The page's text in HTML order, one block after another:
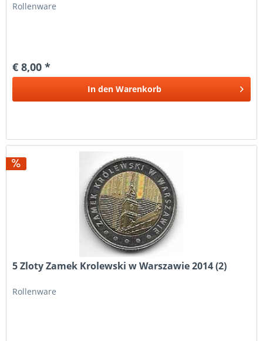
Rollenware
€ 8,00 *
In den Warenkorb
5 Zloty Zamek Krolewski w Warszawie 2014 (2)
Rollenware